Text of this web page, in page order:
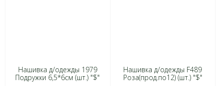
Нашивка д/одежды 1979
Подружки 6,5*6см (шт.) "$"
Нашивка д/одежды F489
Роза(прод.по12) (шт.) "$"